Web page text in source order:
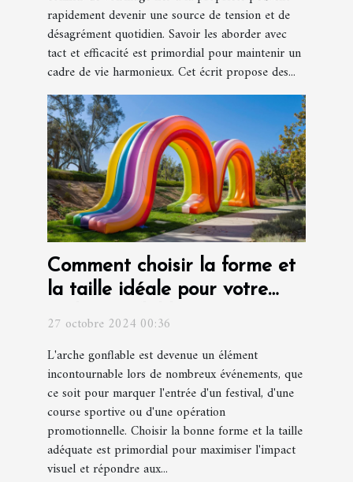
rapidement devenir une source de tension et de
désagrément quotidien. Savoir les aborder avec
tact et efficacité est primordial pour maintenir un
cadre de vie harmonieux. Cet écrit propose des...
Comment choisir la forme et
la taille idéale pour votre
arche gonflable
27 octobre 2024 00:36
L'arche gonflable est devenue un élément
incontournable lors de nombreux événements, que
ce soit pour marquer l'entrée d'un festival, d'une
course sportive ou d'une opération
promotionnelle. Choisir la bonne forme et la taille
adéquate est primordial pour maximiser l'impact
visuel et répondre aux...